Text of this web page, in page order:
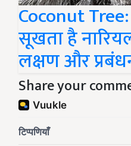
Coconut
सूखता है
लक्षण और
Share your